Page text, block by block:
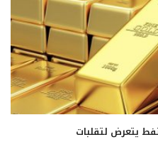
يتعرض لتقلبات